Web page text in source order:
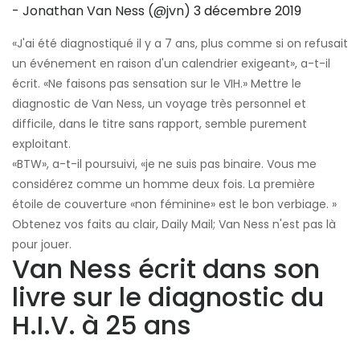
- Jonathan Van Ness (@jvn) 3 décembre 2019
«J'ai été diagnostiqué il y a 7 ans, plus comme si on refusait
un événement en raison d'un calendrier exigeant», a-t-il
écrit. «Ne faisons pas sensation sur le VIH.» Mettre le
diagnostic de Van Ness, un voyage très personnel et
difficile, dans le titre sans rapport, semble purement
exploitant.
«BTW», a-t-il poursuivi, «je ne suis pas binaire. Vous me
considérez comme un homme deux fois. La première
étoile de couverture «non féminine» est le bon verbiage. »
Obtenez vos faits au clair, Daily Mail; Van Ness n'est pas là
pour jouer.
Van Ness écrit dans son
livre sur le diagnostic du
H.I.V. à 25 ans